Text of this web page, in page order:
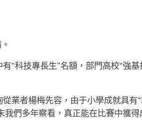
有“科技專長生”名額，部門高校“強
業者楊梅先容，由于小學成就具有
我們多年察看，真正能在比賽中獲